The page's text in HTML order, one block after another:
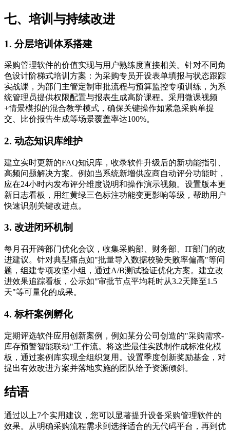
七、培训与持续改进
1. 分层培训体系搭建
采购管理软件的价值实现与用户熟练度直接相关。针对不同角
色设计阶梯式培训方案：为采购专员开设表单填报与状态跟踪
实战课，为部门主管定制审批流程与预算监控专项训练，为系
统管理员提供权限配置与报表生成高阶课程。采用微课视频
+情景模拟的混合教学模式，确保关键操作如紧急采购单提
交、比价报告生成等场景覆盖率达100%。
2. 动态知识库维护
建立实时更新的FAQ知识库，收录软件升级后的新功能指引、
高频问题解决方案。例如当系统新增供应商自动评分功能时，
应在24小时内发布评分维度说明和操作演示视频。设置版本更
新日志看板，用红黄绿三色标注功能变更影响等级，帮助用户
快速识别关键改进点。
3. 改进闭环机制
每月召开跨部门优化会议，收集采购部、财务部、IT部门的改
进建议。针对典型痛点如"批量导入数据校验失败率偏高"等问
题，组建专项攻坚小组，通过A/B测试验证优化方案。建立改
进效果追踪看板，公示如"审批节点平均耗时从3.2天降至1.5
天"等可量化的成果。
4. 标杆案例孵化
定期评选软件应用创新案例，例如某分公司创造的"采购需求-
库存预警智能联动"工作流。将这些最佳实践制作成标准化模
板，通过案例库实现全组织复用。设置季度创新奖励基金，对
提出有效改进方案并落地实施的团队给予资源倾斜。
结语
通过以上7个实用建议，您可以显著提升设备采购管理软件的
效果。从明确采购流程需求到选择适合的无代码平台，再到优